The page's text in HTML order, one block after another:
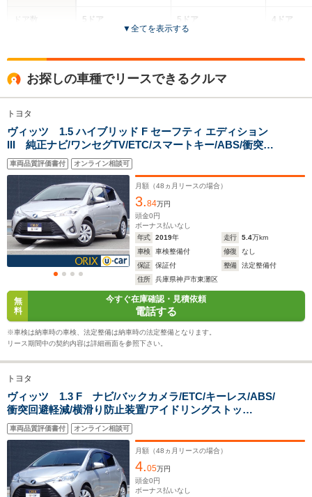
ドア数
サイズ
(全長x全幅x全高)
WLTCモード
燃費
駆動方式
5ドア
全高
1.76m～1.77m
全長
4.28m～4.4m
ホイールベース
-m
5ドア
全高
1.7m
全長
3.95m～4m
-
4ドア
全高
25.9km/L
27.6km/L
▼全てを表示する
お探しの車種でリースできるクルマ
トヨタ
ヴィッツ 1.5 ハイブリッド F セーフティ エディション
III 純正ナビ/ワンセグTV/ETC/スマートキー/ABS/衝突回
避軽減/PS/PW
車両品質評価書付 オンライン相談可
月額（48 ヵ月リースの場合）
3.84万円
頭金0円
ボーナス払いなし
年式
2019年 走行 5.4万km
車検
車検整備付 修復
なし
保証
保証付 整備
法定整備付
住所
兵庫県神戸市東灘区
無
料
今すぐ在庫確認・見積依頼
電話する
※車検は納車時の車検、法定整備は納車時の法定整備となります。
リース期間中の契約内容は詳細画面を参照下さい。
トヨタ
ヴィッツ 1.3 F ナビ/バックカメラ/ETC/キーレス/ABS/
衝突回避軽減/横滑り防止装置/アイドリングストッ
プ/PS/PW
車両品質評価書付 オンライン相談可
月額（48 ヵ月リースの場合）
4.05万円
頭金0円
ボーナス払いなし